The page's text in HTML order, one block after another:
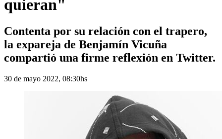
quieran"
Contenta por su relación con el trapero,
la expareja de Benjamín Vicuña
compartió una firme reflexión en Twitter.
30 de mayo 2022, 08:30hs